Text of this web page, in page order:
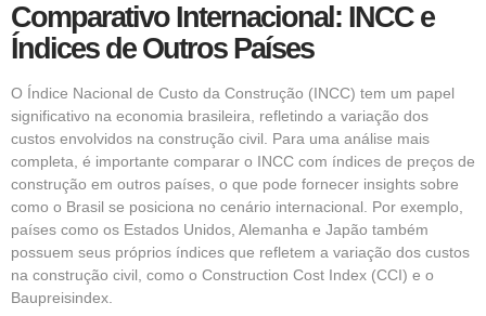
Comparativo Internacional: INCC e
Índices de Outros Países
O Índice Nacional de Custo da Construção (INCC) tem um papel
significativo na economia brasileira, refletindo a variação dos
custos envolvidos na construção civil. Para uma análise mais
completa, é importante comparar o INCC com índices de preços de
construção em outros países, o que pode fornecer insights sobre
como o Brasil se posiciona no cenário internacional. Por exemplo,
países como os Estados Unidos, Alemanha e Japão também
possuem seus próprios índices que refletem a variação dos custos
na construção civil, como o Construction Cost Index (CCI) e o
Baupreisindex.